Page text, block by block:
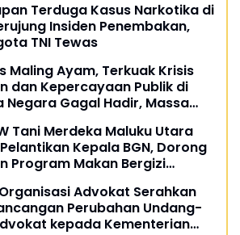
Terduga Kasus Narkotika di
Insiden Penembakan,
TNI Tewas
Maling Ayam, Terkuak Krisis
dan Kepercayaan Publik di
Negara Gagal Hadir, Massa
Tani Merdeka Maluku Utara
Kepala BGN, Dorong
Program Makan Bergizi
Advokat Serahkan
Perubahan Undang-
kepada Kementerian